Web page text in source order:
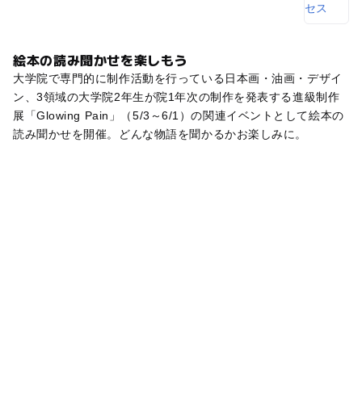
絵本の読み聞かせを楽しもう
大学院で専門的に制作活動を行っている日本画・油画・デザイ
ン、3領域の大学院2年生が院1年次の制作を発表する進級制作
展「Glowing Pain」（5/3～6/1）の関連イベントとして絵本の
読み聞かせを開催。どんな物語を聞かるかお楽しみに。